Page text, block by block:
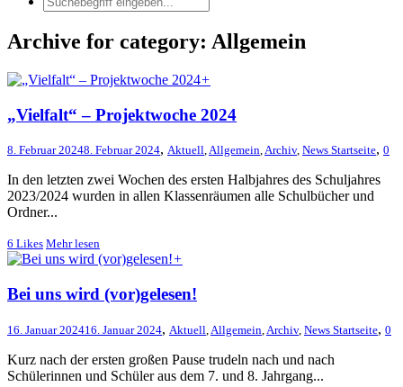
Archive for category: Allgemein
+
„Vielfalt“ – Projektwoche 2024
8. Februar 20248. Februar 2024, Aktuell,Allgemein,Archiv, News Startseite, 0
In den letzten zwei Wochen des ersten Halbjahres des Schuljahres
2023/2024 wurden in allen Klassenräumen alle Schulbücher und
Ordner...
6 Likes Mehr lesen
+
Bei uns wird (vor)gelesen!
16. Januar 202416. Januar 2024, Aktuell Allgemein Archiv, News Startseite, 0
Kurz nach der ersten großen Pause trudeln nach und nach
Schülerinnen und Schüler aus dem 7. und 8. Jahrgang...